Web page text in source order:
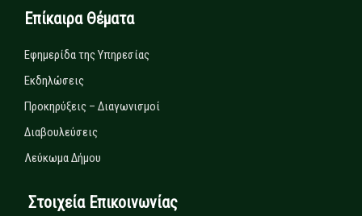
Επίκαιρα Θέματα
Εφημερίδα της Υπηρεσίας
Εκδηλώσεις
Προκηρύξεις – Διαγωνισμοί
Διαβουλεύσεις
Λεύκωμα Δήμου
Στοιχεία Επικοινωνίας